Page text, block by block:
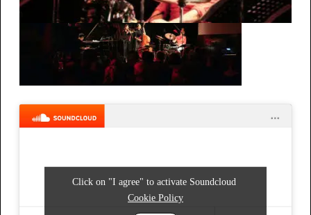
Click on "I agree" to activate Soundcloud
Cookie Policy